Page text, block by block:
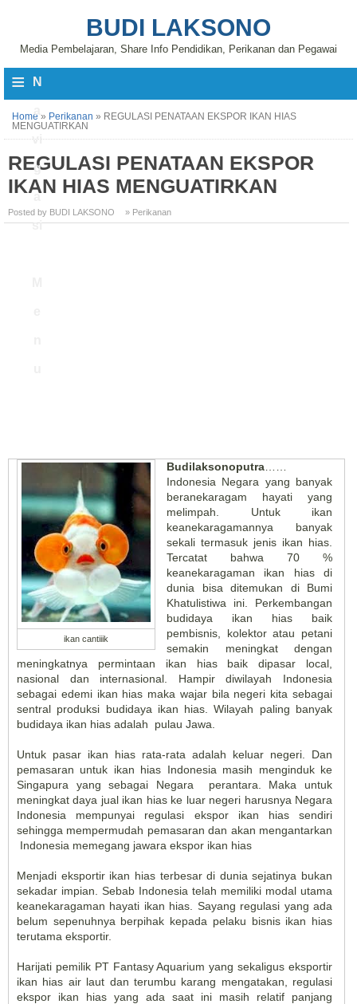
BUDI LAKSONO
Media Pembelajaran, Share Info Pendidikan, Perikanan dan Pegawai
≡ N
vi
g
a
si
Home » Perikanan » REGULASI PENATAAN EKSPOR IKAN HIAS
MENGUATIRKAN
REGULASI PENATAAN EKSPOR
IKAN HIAS MENGUATIRKAN
Posted by BUDI LAKSONO » Perikanan
ikan cantiiik
Budilaksonoputra
Indonesia Negara yang banyak
beranekaragam hayati yang
melimpah. Untuk ikan
keanekaragamannya banyak
sekali termasuk jenis ikan hias.
Tercatat bahwa 70 %
keanekaragaman ikan hias di
dunia bisa ditemukan di Bumi
Khatulistiwa ini. Perkembangan
budidaya ikan hias baik
pembisnis, kolektor atau petani
semakin meningkat dengan
meningkatnya permintaan ikan hias baik dipasar local,
nasional dan internasional. Hampir diwilayah Indonesia
sebagai edemi ikan hias maka wajar bila negeri kita sebagai
sentral produksi budidaya ikan hias. Wilayah paling banyak
budidaya ikan hias adalah pulau Jawa.
Untuk pasar ikan hias rata-rata adalah keluar negeri. Dan
pemasaran untuk ikan hias Indonesia masih menginduk ke
Singapura yang sebagai Negara perantara. Maka untuk
meningkat daya jual ikan hias ke luar negeri harusnya Negara
Indonesia mempunyai regulasi ekspor ikan hias sendiri
sehingga mempermudah pemasaran dan akan mengantarkan
Indonesia memegang jawara ekspor ikan hias
Menjadi eksportir ikan hias terbesar di dunia sejatinya bukan
sekadar impian. Sebab Indonesia telah memiliki modal utama
keanekaragaman hayati ikan hias. Sayang regulasi yang ada
belum sepenuhnya berpihak kepada pelaku bisnis ikan hias
terutama eksportir.
Harijati pemilik PT Fantasy Aquarium yang sekaligus eksportir
ikan hias air laut dan terumbu karang mengatakan, regulasi
ekspor ikan hias yang ada saat ini masih relatif panjang